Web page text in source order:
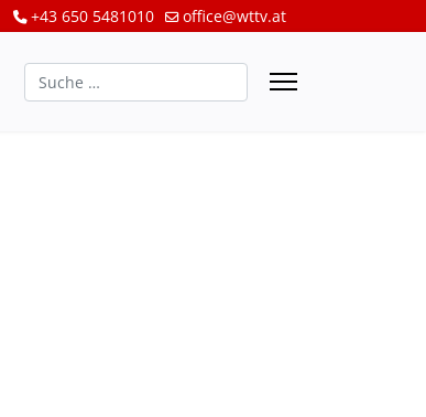
+43 650 5481010 office@wttv.at
Suchen